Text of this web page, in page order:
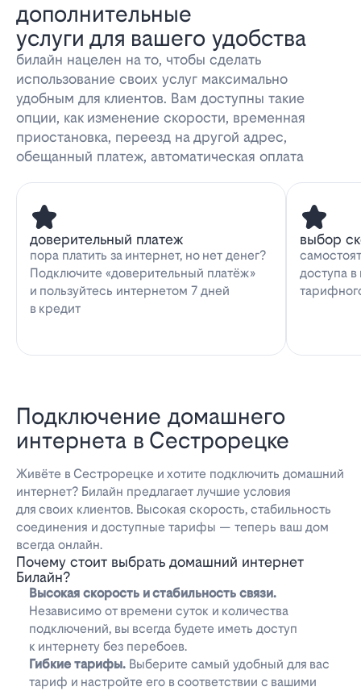
дополнительные
услуги для вашего удобства
билайн нацелен на то, чтобы сделать
использование своих услуг максимально
удобным для клиентов. Вам доступны такие
опции, как изменение скорости, временная
приостановка, переезд на другой адрес,
обещанный платеж, автоматическая оплата
доверительный платеж
пора платить за интернет, но нет денег?
Подключите «доверительный платёж»
и пользуйтесь интернетом 7 дней
в кредит
выбор
доступа
Подключение домашнего
интернета в Сестрорецке
Живёте в Сестрорецке и хотите подключить домашний
интернет? Билайн предлагает лучшие условия
для своих клиентов. Высокая скорость, стабильность
соединения и доступные тарифы — теперь ваш дом
всегда онлайн.
Почему стоит выбрать домашний интернет
Билайн?
Высокая скорость и стабильность связи.
Независимо от времени суток и количества
подключений, вы всегда будете иметь доступ
к интернету без перебоев.
Гибкие тарифы. Выберите самый удобный для вас
тариф и настройте его в соответствии с вашими